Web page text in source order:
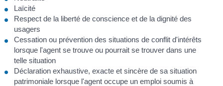
Laïcité
Respect de la liberté de conscience et de la dignité des
usagers
Cessation ou prévention des situations de conflit d'intérêts
lorsque l'agent se trouve ou pourrait se trouver dans une
telle situation
Déclaration exhaustive, exacte et sincère de sa situation
patrimoniale lorsque l'agent occupe un emploi soumis à